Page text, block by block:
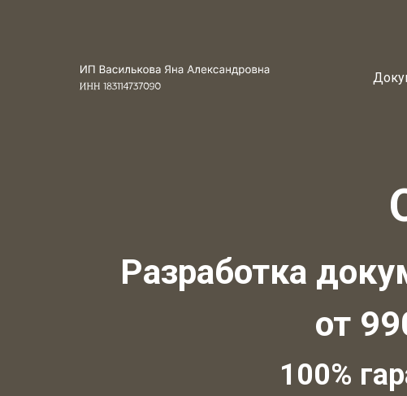
Разработка
от
100%